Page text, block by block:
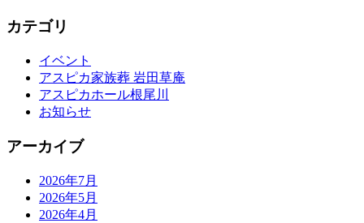
カテゴリ
イベント
アスピカ家族葬 岩田草庵
アスピカホール根尾川
お知らせ
アーカイブ
2026年7月
2026年5月
2026年4月